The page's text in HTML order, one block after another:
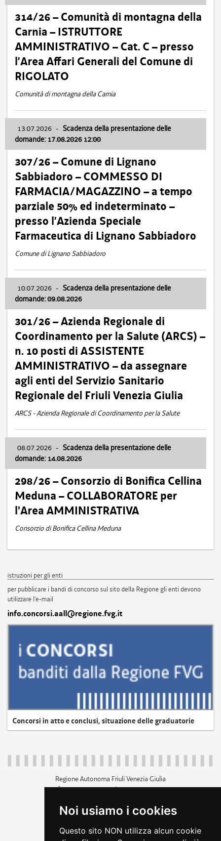
Noi usiamo i cookies
Questo sito NON utilizza alcun cookie
314/26 – Comunità di montagna della
Carnia – ISTRUTTORE
AMMINISTRATIVO – Cat. C – presso
l’Area Affari Generali del Comune di
RIGOLATO
Comunità di montagna della Carnia
13.07.2026 - Scadenza della presentazione delle
domande: 17.08.2026 12:00
307/26 – Comune di Lignano
Sabbiadoro – COMMESSO DI
FARMACIA/MAGAZZINO – a tempo
parziale 50% ed indeterminato –
presso l’Azienda Speciale
Farmaceutica di Lignano Sabbiadoro
Comune di Lignano Sabbiadoro
10.07.2026 - Scadenza della presentazione delle
domande: 09.08.2026
301/26 – Azienda Regionale di
Coordinamento per la Salute (ARCS) –
n. 10 posti di ASSISTENTE
AMMINISTRATIVO – da assegnare
agli enti del Servizio Sanitario
Regionale del Friuli Venezia Giulia
ARCS - Azienda Regionale di Coordinamento per la Salute
08.07.2026 - Scadenza della presentazione delle
domande: 14.08.2026
298/26 – Consorzio di Bonifica Cellina
Meduna – COLLABORATORE per
l'Area AMMINISTRATIVA
Consorzio di Bonifica Cellina Meduna
istruzioni per gli enti
per pubblicare i bandi di concorso sul sito della Regione gli enti devono
utilizzare l'e-mail
info.concorsi.aall@regione.fvg.it
Concorsi in atto e conclusi, situazione delle graduatorie
Regione Autonoma Friuli Venezia Giulia
c.f. 80014930327; p.iva 00526040324
+39 040 3771111